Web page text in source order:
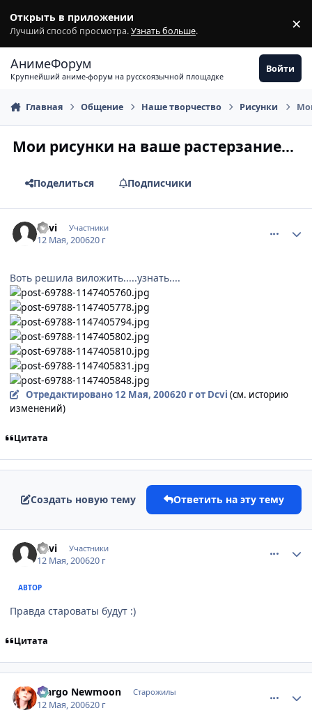
Открыть в приложении
Лучший способ просмотра.Узнать больше. ×
АнимеФорум
Крупнейший аниме-форум на русскоязычной площадке
Войти
Главная Общение Наше творчество Рисунки
Мои рисунки на ваше растерзание...
Поделиться Подписчики
Dcvi Участники
12 Мая, 200620 г
Воть решила виложить.....узнать....
Отредактировано 12 Мая, 200620 гот Dcvi (см. историю
изменений)
Цитата
Создать новую тему Ответить на эту тему
Dcvi Участники
12 Мая, 200620 г
АВТОР
Правда староваты будут :)
Цитата
Margo Newmoon Старожилы
12 Мая, 200620 г